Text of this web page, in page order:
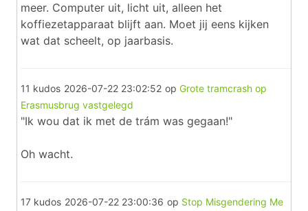
meer. Computer uit, licht uit, alleen het
koffiezetapparaat blijft aan. Moet jij eens kijken
wat dat scheelt, op jaarbasis.
11 kudos 2026-07-22 23:02:52 op Grote tramcrash op
Erasmusbrug vastgelegd
"Ik wou dat ik met de trám was gegaan!"
Oh wacht.
17 kudos 2026-07-22 23:00:36 op Stop Misgendering Me